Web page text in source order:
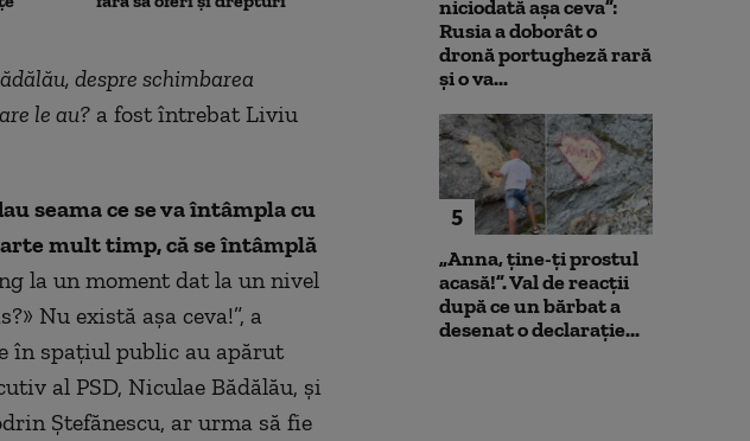
despre schimbarea
le au?a fost întrebat Liviu
seama ce se va întâmpla cu
mult timp, că se întâmplă
la un moment dat la un nivel
Nu există aşa ceva!”, a
în spațiul public au apărut
al PSD, Niculae Bădălău, şi
Ştefănescu, ar urma să fie
niciodată așa ceva”:
Rusia a doborât o
dronă portugheză rară
și o va...
5
„Anna, ţine-ţi prostul
acasă!”. Val de reacții
după ce un bărbat a
desenat o declarație...